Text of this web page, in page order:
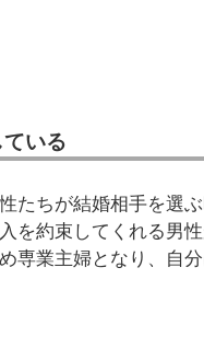
いる
たちが結婚相手を選
を約束してくれる男
専業主婦となり、自